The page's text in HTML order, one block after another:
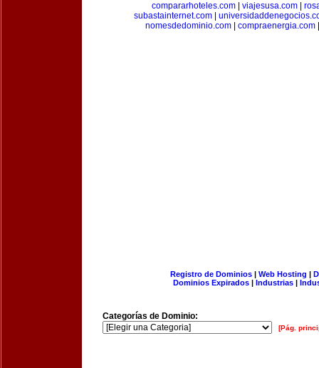
compararhoteles.com| viajesusa.com|
subastainternet.com|
nomesdedominio.com| compraenergia.com
Registro de Dominios| Web Hosting |
Dominios Expirados | Industrias |
Categorías de Dominio:
[Pág.